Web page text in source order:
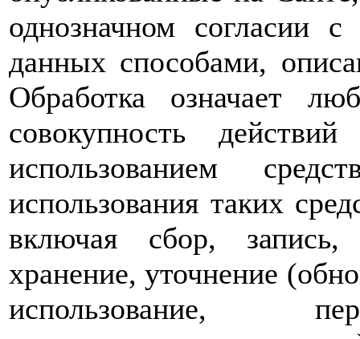
однозначном согласии
данных способами,
Обработка означает
совокупность
использованием
использования таких
включая сбор, запись,
хранение, уточнение
использование,